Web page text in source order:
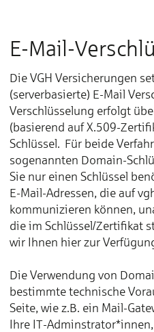
E-Mail-
Die VGH Versicherungen
(serverbasierte) E-Mail
Verschlüsselung erfolgt
(basierend auf X.509-
Schlüssel. Für beide
sogenannten Domain-
Sie nur einen Schlüssel
E-Mail-Adressen, die auf
kommunizieren können,
die im Schlüssel/Zertifikat
wir Ihnen hier zur
Die Verwendung von
bestimmte technische
Seite, wie z.B. ein Mail-
Ihre IT-